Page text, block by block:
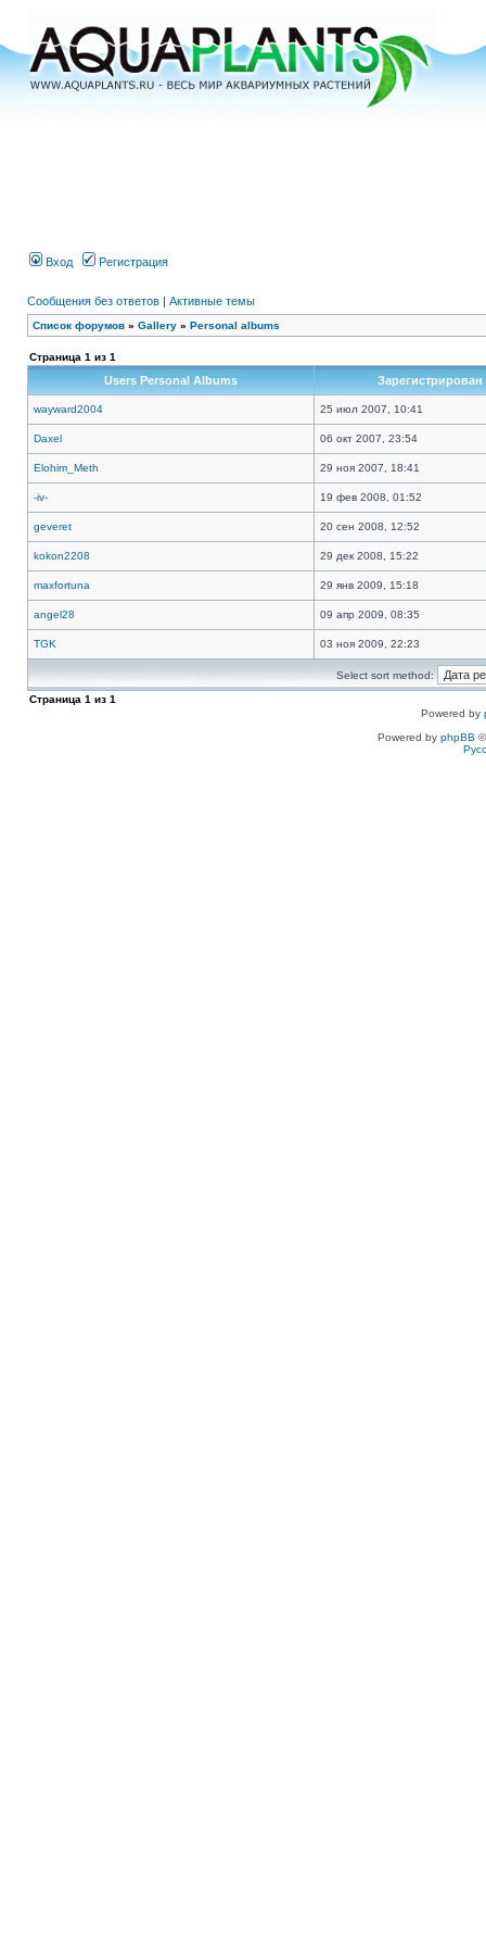
Вход Регистрация
Сообщения без ответов | Активные темы
Список форумов » Gallery » Personal albums
Страница 1 из 1
Users Personal Albums Зарегистрирован
wayward2004 25 июл 2007, 10:41
Daxel 06 окт 2007, 23:54
Elohim_Meth 29 ноя 2007, 18:41
-iv- 19 фев 2008, 01:52
geveret 20 сен 2008, 12:52
kokon2208 29 дек 2008, 15:22
maxfortuna 29 янв 2009, 15:18
angel28 09 апр 2009, 08:35
TGK 03 ноя 2009, 22:23
Select sort method:
Страница 1 из 1
Powered by
Powered by phpBB